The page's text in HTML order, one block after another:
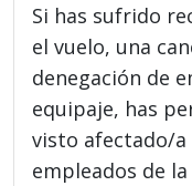
Si has sufrido
el vuelo, una
denegación de
equipaje, has
visto afectado/a
empleados de